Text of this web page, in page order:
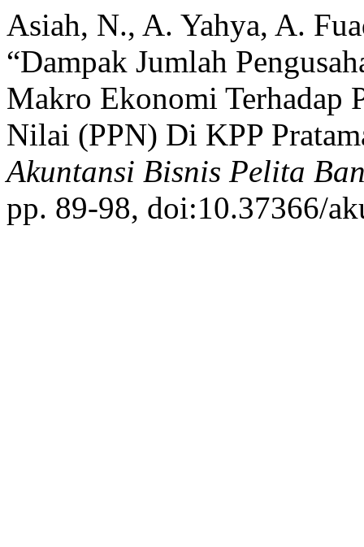
Asiah, N., A. Yahya, A.
“Dampak Jumlah
Makro Ekonomi Terhadap
Nilai (PPN) Di KPP
Akuntansi Bisnis Pelita
pp. 89-98, doi:10.37366/